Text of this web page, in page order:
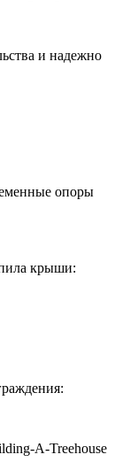
и надежно
опоры
крыши:
A-Treehouse